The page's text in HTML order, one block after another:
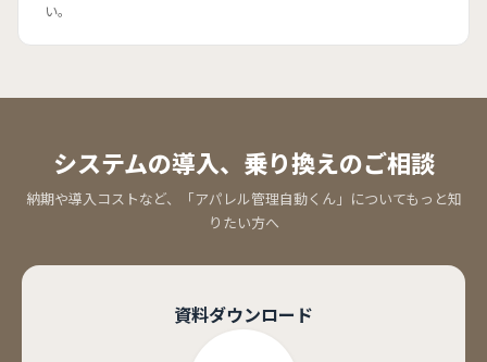
い。
システムの導入、 乗り換えのご相談
納期や導入コストなど、「アパレル管理自動くん」についてもっと知
りたい方へ
資料ダウンロード